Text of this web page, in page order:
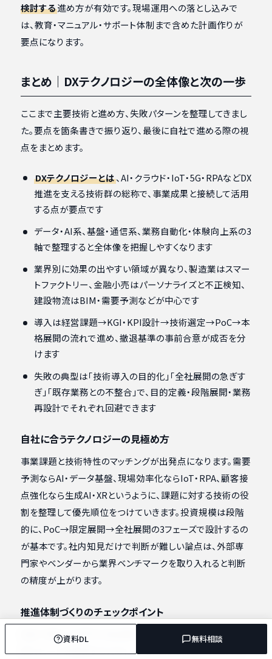
資料DL 無料相談
検討する進め方が有効です。現場運用への落とし込みで
は、教育・マニュアル・サポート体制まで含めた計画作りが
要点になります。
まとめ｜DXテクノロジーの全体像と次の一歩
ここまで主要技術と進め方、失敗パターンを整理してきまし
た。要点を箇条書きで振り返り、最後に自社で進める際の視
点をまとめます。
DXテクノロジーとは、AI・クラウド・IoT・5G・RPAなどDX
推進を支える技術群の総称で、事業成果と接続して活用
する点が要点です
データ・AI系、基盤・通信系、業務自動化・体験向上系の3
軸で整理すると全体像を把握しやすくなります
業界別に効果の出やすい領域が異なり、製造業はスマー
トファクトリー、金融小売はパーソナライズと不正検知、
建設物流はBIM・需要予測などが中心です
導入は経営課題→KGI・KPI設計→技術選定→PoC→本
格展開の流れで進め、撤退基準の事前合意が成否を分
けます
失敗の典型は「技術導入の目的化」「全社展開の急ぎす
ぎ」「既存業務との不整合」で、目的定義・段階展開・業務
再設計でそれぞれ回避できます
自社に合うテクノロジーの見極め方
事業課題と技術特性のマッチングが出発点になります。需要
予測ならAI・データ基盤、現場効率化ならIoT・RPA、顧客接
点強化なら生成AI・XRというように、課題に対する技術の役
割を整理して優先順位をつけていきます。投資規模は段階
的に、PoC→限定展開→全社展開の3フェーズで設計するの
が基本です。社内知見だけで判断が難しい論点は、外部専
門家やベンダーから業界ベンチマークを取り入れると判断
の精度が上がります。
推進体制づくりのチェックポイント
経営・現場・IT部門の3者連携が成果を左右します。意思決
定スピードを確保するために、判断権限と稟議プロセスを